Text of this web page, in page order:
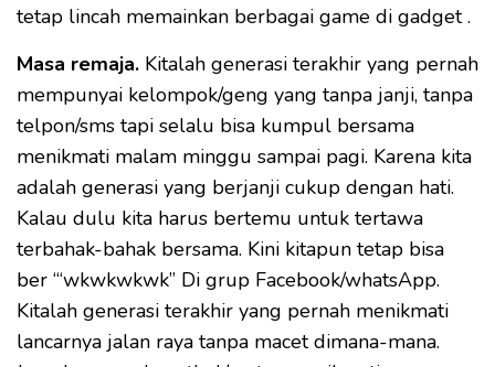
tetap lincah memainkan berbagai game di gadget .
Masa remaja. Kitalah generasi terakhir yang pernah
mempunyai kelompok/geng yang tanpa janji, tanpa
telpon/sms tapi selalu bisa kumpul bersama
menikmati malam minggu sampai pagi. Karena kita
adalah generasi yang berjanji cukup dengan hati.
Kalau dulu kita harus bertemu untuk tertawa
terbahak-bahak bersama. Kini kitapun tetap bisa
ber “‘wkwkwkwk” Di grup Facebook/whatsApp.
Kitalah generasi terakhir yang pernah menikmati
lancarnya jalan raya tanpa macet dimana-mana.